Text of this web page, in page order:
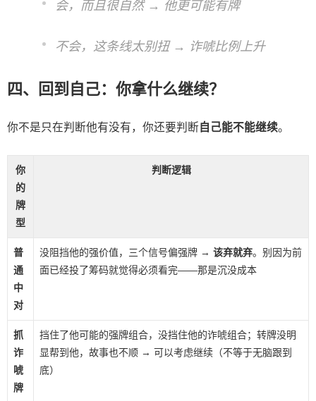
会，而且很自然 → 他更可能有牌
不会，这条线太别扭 → 诈唬比例上升
四、回到自己：你拿什么继续？
你不是只在判断他有没有，你还要判断自己能不能继续。
你
的
牌
型
判断逻辑
普
通
中
对
没阻挡他的强价值，三个信号偏强牌 → 该弃就弃。别因为前
面已经投了筹码就觉得必须看完——那是沉没成本
抓
诈
唬
牌
挡住了他可能的强牌组合，没挡住他的诈唬组合；转牌没明
显帮到他，故事也不顺 → 可以考虑继续（不等于无脑跟到
底）